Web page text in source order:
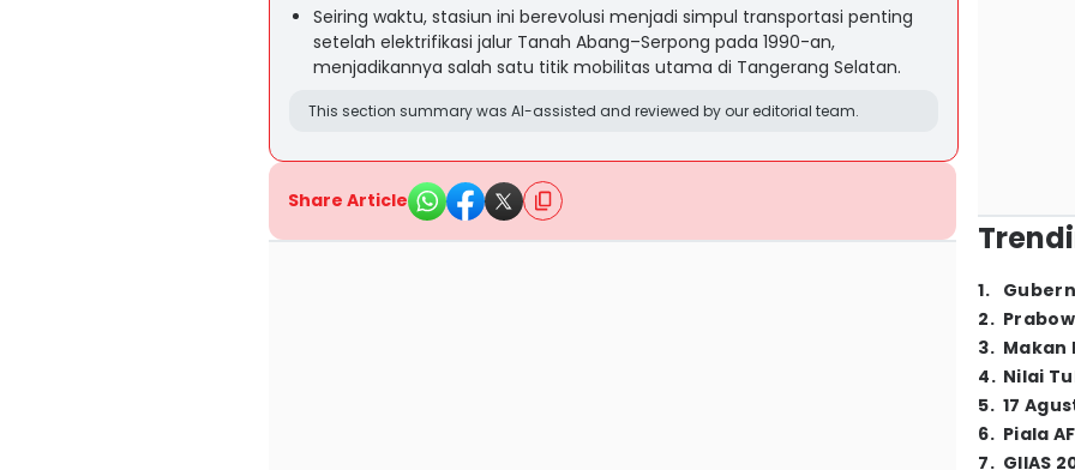
Seiring waktu, stasiun ini berevolusi menjadi simpul transportasi penting
setelah elektrifikasi jalur Tanah Abang–Serpong pada 1990-an,
menjadikannya salah satu titik mobilitas utama di Tangerang Selatan.
This section summary was AI-assisted and reviewed by our editorial team.
Share Article
1.
2.
3. Makan
4. Nilai
5. 17
6. Piala
7. GIIAS